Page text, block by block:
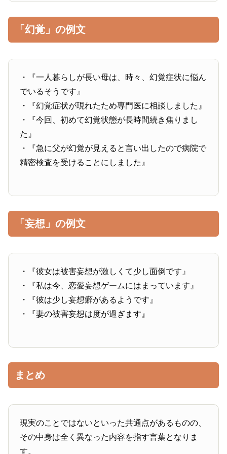
「幻覚」の例文
・『一人暮らしが長い母は、時々、幻覚症状に悩ん
でいるそうです』
・『幻覚症状が現れたため専門医に相談しました』
・『今回、初めて幻覚状態が長時間続き焦りまし
た』
・『急に父が幻覚が見えると言い出したので病院で
精密検査を受けることにしました』
「妄想」の例文
・『彼女は被害妄想が激しくて少し面倒です』
・『私は今、恋愛妄想ゲームにはまっています』
・『彼は少し妄想癖があるようです』
・『妻の被害妄想は度が過ぎます』
まとめ
現実のことではないといった共通点があるものの、
その中身は全く異なった内容を指す言葉となりま
す。